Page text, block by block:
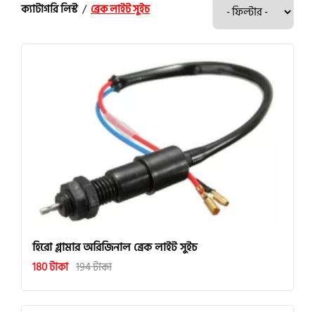
ক্যাটাগরি লিস্ট/ ব্রেক লাইট সুইচ
হিরো গ্লামার অরিজিনাল ব্রেক লাইট সুইচ
180 টাকা 194 টাকা